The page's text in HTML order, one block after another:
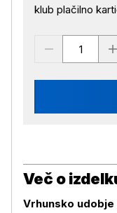
klub plačilno
Več o
Vrhunsko